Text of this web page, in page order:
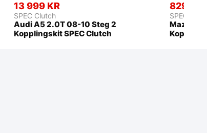
13 999 KR
SPEC Clutch
Audi A5 2.0T 08-10 Steg 2
Kopplingskit SPEC Clutch
8299
SPEC
Mazda 6